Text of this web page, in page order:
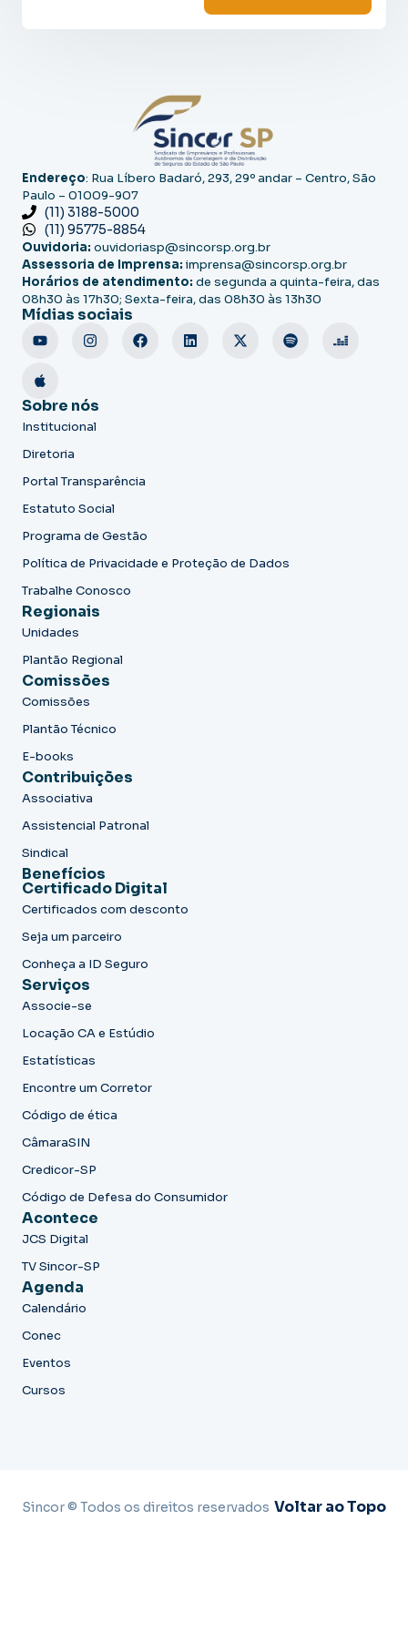
Endereço: Rua Líbero Badaró, 293, 29º andar – Centro, São
Paulo – 01009-907
(11) 3188-5000
(11) 95775-8854
Ouvidoria: ouvidoriasp@sincorsp.org.br
Assessoria de Imprensa: imprensa@sincorsp.org.br
Horários de atendimento: de segunda a quinta-feira, das
08h30 às 17h30; Sexta-feira, das 08h30 às 13h30
Mídias sociais
Sobre nós
Institucional
Diretoria
Portal Transparência
Estatuto Social
Programa de Gestão
Política de Privacidade e Proteção de Dados
Trabalhe Conosco
Regionais
Unidades
Plantão Regional
Comissões
Comissões
Plantão Técnico
E-books
Contribuições
Associativa
Assistencial Patronal
Sindical
Benefícios
Certificado Digital
Certificados com desconto
Seja um parceiro
Conheça a ID Seguro
Serviços
Associe-se
Locação CA e Estúdio
Estatísticas
Encontre um Corretor
Código de ética
CâmaraSIN
Credicor-SP
Código de Defesa do Consumidor
Acontece
JCS Digital
TV Sincor-SP
Agenda
Calendário
Conec
Eventos
Cursos
Sincor © Todos os direitos reservados Voltar ao Topo